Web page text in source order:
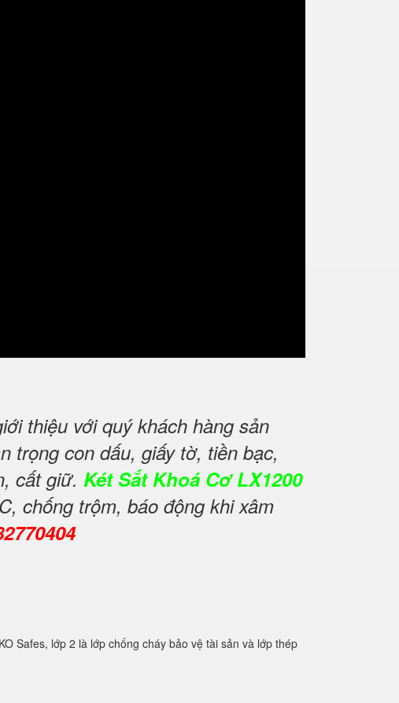
thiệu với quý khách hàng sản
trọng con dấu, giấy tờ, tiền bạc,
cất giữ. Két Sắt Khoá Cơ LX1200
chống trộm, báo động khi xâm
Safes, lớp 2 là lớp chống cháy bảo vệ tài sản và lớp thép